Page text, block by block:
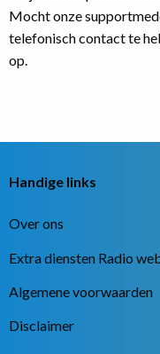
Mocht onze
telefonisch contact te
op.
Handige links
Over ons
Extra diensten Radio
Algemene voorwaarden
Disclaimer